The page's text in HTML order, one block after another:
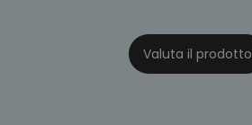
Valuta il prodotto